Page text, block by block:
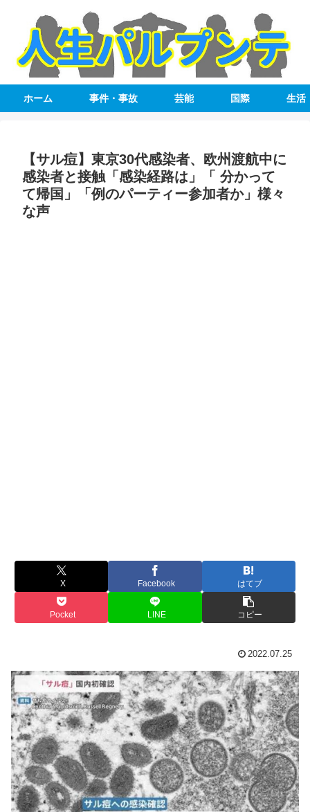
ホーム 事件・事故 芸能 国際 生活
【サル痘】東京30代感染者、欧州渡航中に
感染者と接触「感染経路は」「 分かって
て帰国」「例のパーティー参加者か」様々
な声
X Facebook はてブ
Pocket LINE コピー
2022.07.25